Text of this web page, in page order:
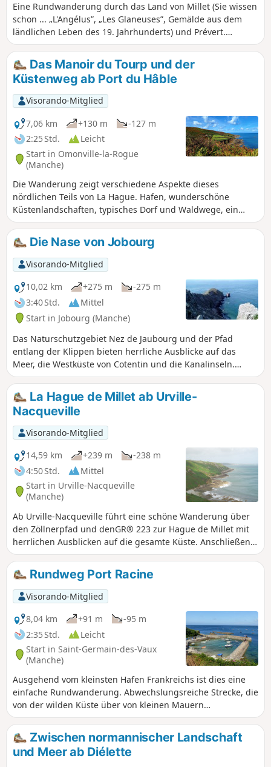
Eine Rundwanderung durch das Land von Millet (Sie wissen
schon ... „L'Angélus”, „Les Glaneuses”, Gemälde aus dem
ländlichen Leben des 19. Jahrhunderts) und Prévert.
Typische Weiler und Dörfer des nördlichen Cotentin. Wir
nehmen denGR®223, einen recht luftigen Zöllnerpfad, von
dem aus man die Bucht von Cherbourg, zerklüftete Klippen,
Kormorane, die sich auf den kleinen Inseln des Hablet
trocknen, die verlassene Cotentine-Farm, mittelalterliche
Festungsruinen und schließlich einen Blick aus der
Vogelperspektive auf den kleinen Hafen von Le Hâble
entdecken kann. Eine Wanderung, die in Erinnerung bleibt!
Das Manoir du Tourp und der
Küstenweg ab Port du Hâble
Visorando-Mitglied
7,06 km
+130 m
-127 m
2:25 Std.
Leicht
Start in Omonville-la-Rogue
(Manche)
Die Wanderung zeigt verschiedene Aspekte dieses
nördlichen Teils von La Hague. Hafen, wunderschöne
Küstenlandschaften, typisches Dorf und Waldwege, ein
Herrenhaus, das im16. Jahrhundert ein ehemaliger
herrschaftlicher Bauernhof war.
Die Nase von Jobourg
Visorando-Mitglied
10,02 km
+275 m
-275 m
3:40 Std.
Mittel
Start in Jobourg (Manche)
Das Naturschutzgebiet Nez de Jaubourg und der Pfad
entlang der Klippen bieten herrliche Ausblicke auf das
Meer, die Westküste von Cotentin und die Kanalinseln.
Dieser Rundweg bietet eine herrliche Wanderung auf dem
Klippenpfad und eine Fahrt durch die Bocage mit ihren
charmanten Dörfern.
La Hague de Millet ab Urville-
Nacqueville
Visorando-Mitglied
14,59 km
+239 m
-238 m
4:50 Std.
Mittel
Start in Urville-Nacqueville
(Manche)
Ab Urville-Nacqueville führt eine schöne Wanderung über
den Zöllnerpfad und denGR® 223 zur Hague de Millet mit
herrlichen Ausblicken auf die gesamte Küste. Anschließend
geht es weiter durch die kleinen, für die Region typischen
Dörfer.Rundweg Port Racine
Visorando-Mitglied
8,04 km
+91 m
-95 m
2:35 Std.
Leicht
Start in Saint-Germain-des-Vaux
(Manche)
Ausgehend vom kleinsten Hafen Frankreichs ist dies eine
einfache Rundwanderung. Abwechslungsreiche Strecke, die
von der wilden Küste über von kleinen Mauern
umschlossene Felder, ein schönes Steindorf und ein
bewaldetes Tal führt.
Zwischen normannischer Landschaft
und Meer ab Diélette